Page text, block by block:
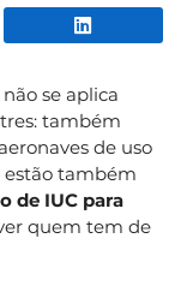
WhatsApp
não se aplica
também
de uso
estão também
de IUC para
quem tem de